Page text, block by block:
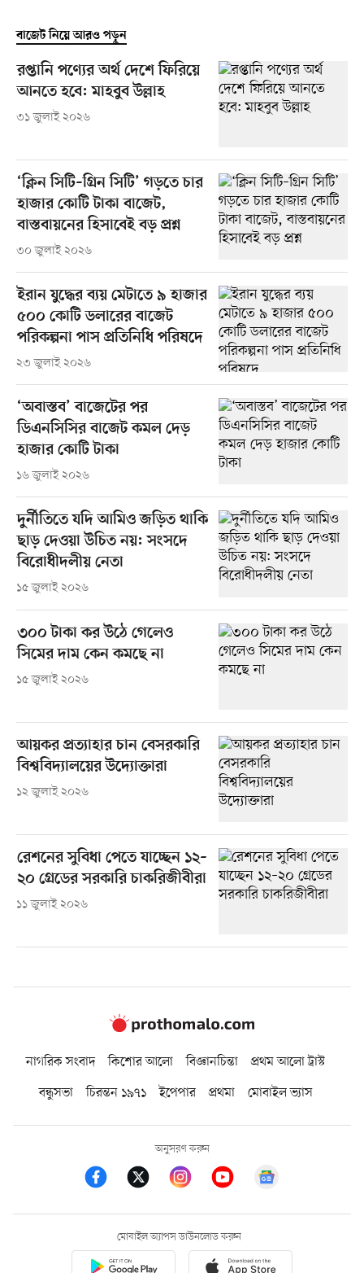
বাজেট নিয়ে আরও পড়ুন
রপ্তানি পণ্যের অর্থ দেশে ফিরিয়ে
আনতে হবে: মাহবুব উল্লাহ
৩১ জুলাই ২০২৬
‘ক্লিন সিটি–গ্রিন সিটি’ গড়তে চার
হাজার কোটি টাকা বাজেট,
বাস্তবায়নের হিসাবেই বড় প্রশ্ন
৩০ জুলাই ২০২৬
ইরান যুদ্ধের ব্যয় মেটাতে ৯ হাজার
৫০০ কোটি ডলারের বাজেট
পরিকল্পনা পাস প্রতিনিধি পরিষদে
২৩ জুলাই ২০২৬
‘অবাস্তব’ বাজেটের পর
ডিএনসিসির বাজেট কমল দেড়
হাজার কোটি টাকা
১৬ জুলাই ২০২৬
দুর্নীতিতে যদি আমিও জড়িত থাকি
ছাড় দেওয়া উচিত নয়: সংসদে
বিরোধীদলীয় নেতা
১৫ জুলাই ২০২৬
৩০০ টাকা কর উঠে গেলেও
সিমের দাম কেন কমছে না
১৫ জুলাই ২০২৬
আয়কর প্রত্যাহার চান বেসরকারি
বিশ্ববিদ্যালয়ের উদ্যোক্তারা
১২ জুলাই ২০২৬
রেশনের সুবিধা পেতে যাচ্ছেন ১২–
২০ গ্রেডের সরকারি চাকরিজীবীরা
১১ জুলাই ২০২৬
নাগরিক সংবাদ কিশোর আলো বিজ্ঞানচিন্তা
প্রথম আলো ট্রাস্ট
বন্ধুসভা
চিরন্তন ১৯৭১ ইপেপার প্রথমা মোবাইল ভ্যাস
অনুসরণ করুন
মোবাইল অ্যাপস ডাউনলোড করুন